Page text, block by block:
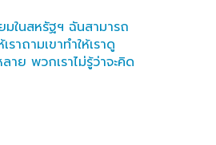
ในสหรัฐฯ ฉันสามารถ
ราถามเขาทำให้เราดู
ย พวกเราไม่รู้ว่าจะคิด